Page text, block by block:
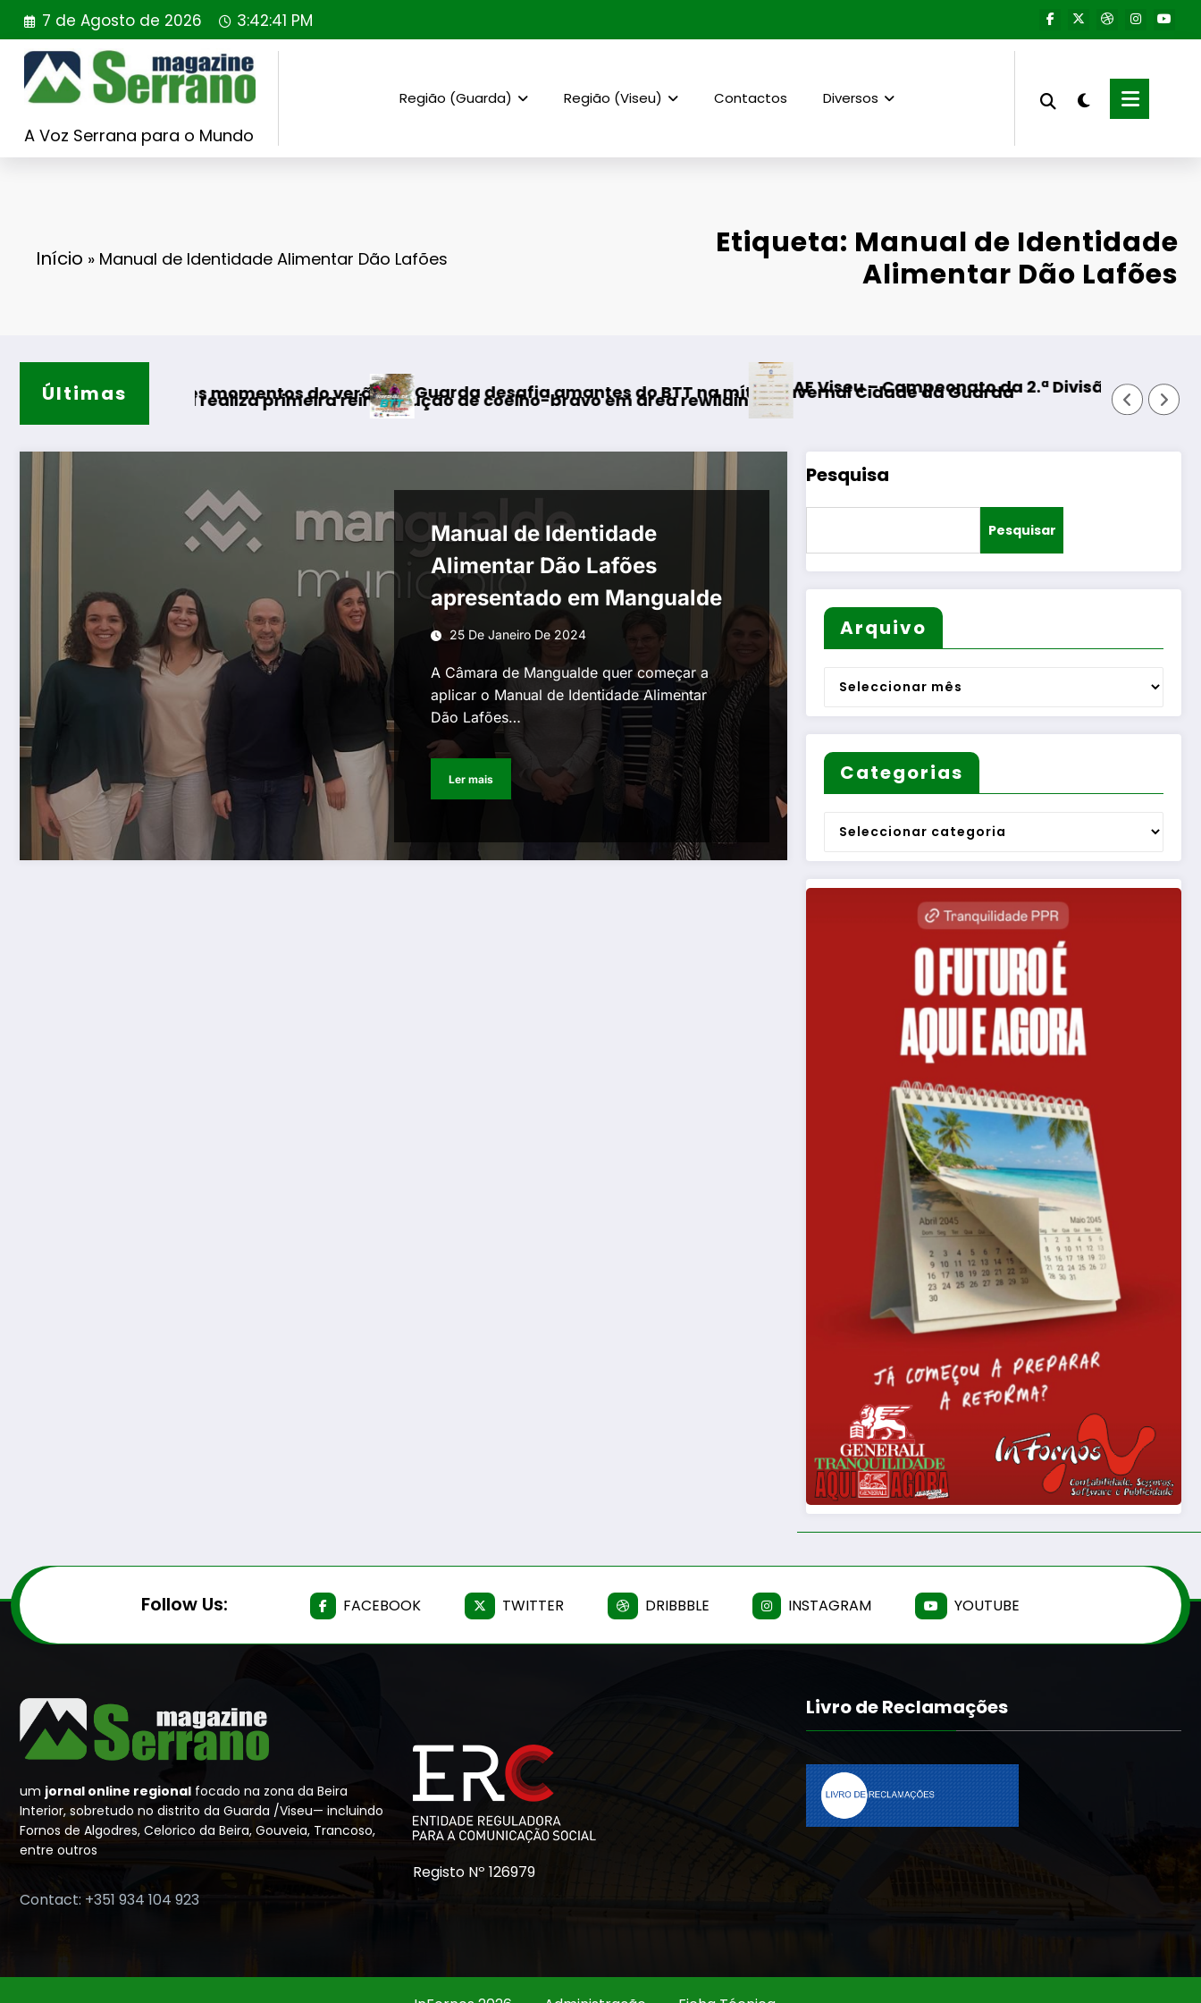
Saltar
para
conteúdo
7 de Agosto de 2026 3:42:42 PM
A Voz Serrana para o Mundo
Região (Guarda) Região (Viseu) Contactos Diversos
Início » Manual de Identidade Alimentar Dão Lafões
Etiqueta: Manual de Identidade
Alimentar Dão Lafões
Últimasmomentos do verão
realiza primeira reintrodução de coelho-bravo em área rewilding
Guarda desafia amantes do BTT na mítica Invernal Cidade da GuardaAF Viseu – Campeonato da 2.ª Divisão Distrital – ISOJOFER
Fornos de
Manual de Identidade
Alimentar Dão Lafões
apresentado em Mangualde
25 De Janeiro De 2024
A Câmara de Mangualde quer começar a
aplicar o Manual de Identidade Alimentar
Dão Lafões…
Ler mais
Pesquisa
Pesquisar
Arquivo
Arquivo
Categorias
Categorias
Follow Us: FACEBOOK TWITTER DRIBBBLE INSTAGRAM YOUTUBE
um jornal online regional focado na zona da Beira
Interior, sobretudo no distrito da Guarda /Viseu— incluindo
Fornos de Algodres, Celorico da Beira, Gouveia, Trancoso,
entre outros
Contact: +351 934 104 923
Registo Nº 126979
Livro de Reclamações